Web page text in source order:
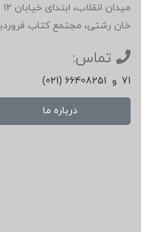
خان رشتی، مجتمع کتاب
تماس:
(021) 66408251 و 71
درباره ما